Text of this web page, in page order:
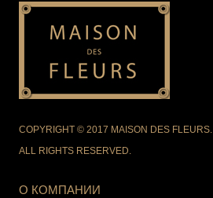
COPYRIGHT © 2017 MAISON DES FLEURS.
ALL RIGHTS RESERVED.
О КОМПАНИИ